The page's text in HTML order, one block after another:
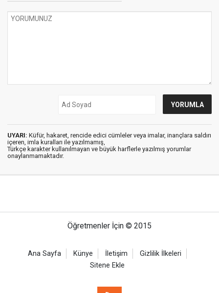
UYARI: Küfür, hakaret, rencide edici cümleler veya imalar, inançlara saldırı
içeren, imla kuralları ile yazılmamış,
Türkçe karakter kullanılmayan ve büyük harflerle yazılmış yorumlar
onaylanmamaktadır.
Öğretmenler İçin © 2015
Ana Sayfa Künye İletişim
Gizlilik İlkeleri
Sitene Ekle